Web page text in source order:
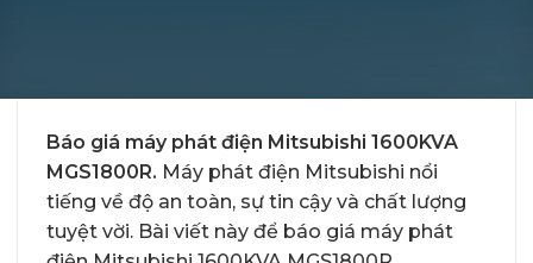
Báo giá máy phát điện Mitsubishi 1600KVA
MGS1800R. Máy phát điện Mitsubishi nổi
tiếng về độ an toàn, sự tin cậy và chất lượng
tuyệt vời. Bài viết này để báo giá máy phát